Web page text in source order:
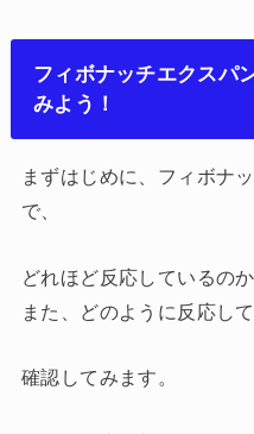
フィボナッチエクスパ
みよう！
まずはじめに、フィボナ
で、
どれほど反応しているの
また、どのように反応し
確認してみます。